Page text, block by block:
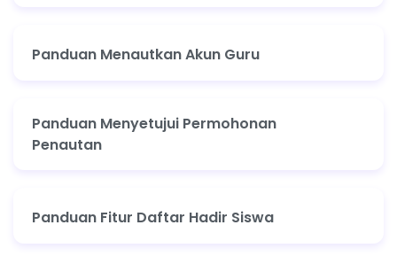
Panduan Menautkan Akun Guru
Panduan Menyetujui Permohonan
Penautan
Panduan Fitur Daftar Hadir Siswa